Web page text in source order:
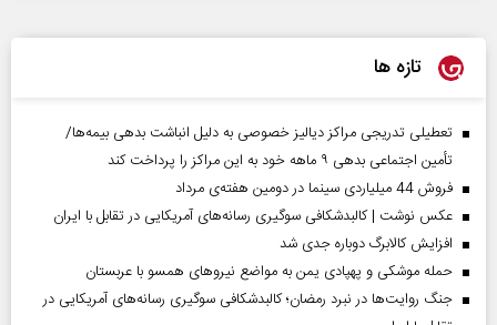
تازه ها
تعطیلی تدریجی مراکز دیالیز خصوصی به دلیل انباشت بدهی بیمه‌ها/
تأمین اجتماعی بدهی ۹ ماهه خود به این مراکز را پرداخت کند
فروش 44 میلیاردی سینما در دومین هفته‌ی مرداد
عکس نوشت | کالبدشکافی سوگیری رسانه‌های آمریکایی در تقابل با ایران
افزایش کالابرگ دوباره جدی شد
حمله موشکی و پهپادی یمن به مواضع نیروهای همسو با عربستان
جنگ روایت‌ها در نبرد رمضان؛ کالبدشکافی سوگیری رسانه‌های آمریکایی در